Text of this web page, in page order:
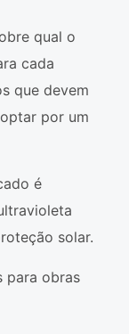
qual o
cada
que devem
por um
é
solar.
para obras